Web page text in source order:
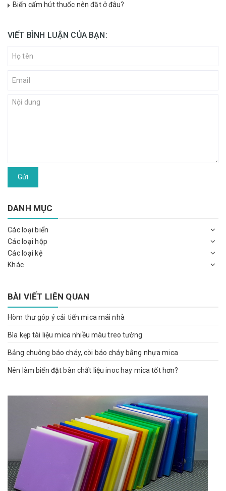
Biển cấm hút thuốc nên đặt ở đâu?
VIẾT BÌNH LUẬN CỦA BẠN:
Gửi
DANH MỤC
Các loại biển
Các loại hộp
Các loại kệ
Khác
BÀI VIẾT LIÊN QUAN
Hòm thư góp ý cải tiến mica mái nhà
Bìa kẹp tài liệu mica nhiều màu treo tường
Bảng chuông báo cháy, còi báo cháy bằng nhựa mica
Nên làm biển đặt bàn chất liệu inoc hay mica tốt hơn?